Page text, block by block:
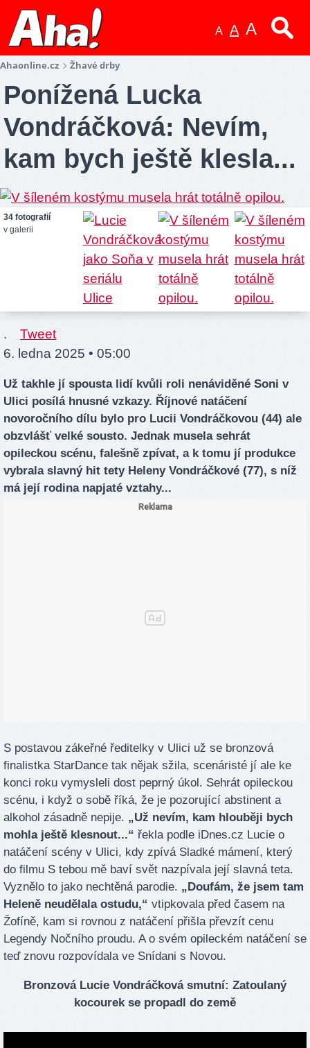
A A A
Ahaonline.cz Žhavé drby
Ponížená Lucka
Vondráčková: Nevím,
kam bych ještě klesla...
34 fotografií
v galerii
.
Tweet
6. ledna 2025 • 05:00
Už takhle jí spousta lidí kvůli roli nenáviděné Soni v
Ulici posílá hnusné vzkazy. Říjnové natáčení
novoročního dílu bylo pro Lucii Vondráčkovou (44) ale
obzvlášť velké sousto. Jednak musela sehrát
opileckou scénu, falešně zpívat, a k tomu jí produkce
vybrala slavný hit tety Heleny Vondráčkové (77), s níž
má její rodina napjaté vztahy...
S postavou zákeřné ředitelky v Ulici už se bronzová
finalistka StarDance tak nějak sžila, scenáristé jí ale ke
konci roku vymysleli dost peprný úkol. Sehrát opileckou
scénu, i když o sobě říká, že je pozorující abstinent a
alkohol zásadně nepije. „Už nevím, kam hlouběji bych
mohla ještě klesnout...“ řekla podle iDnes.cz Lucie o
natáčení scény v Ulici, kdy zpívá Sladké mámení, který
do filmu S tebou mě baví svět nazpívala její slavná teta.
Vyznělo to jako nechtěná parodie. „Doufám, že jsem tam
Heleně neudělala ostudu,“ vtipkovala před časem na
Žofíně, kam si rovnou z natáčení přišla převzít cenu
Legendy Nočního proudu. A o svém opileckém natáčení se
teď znovu rozpovídala ve Snídani s Novou.
Bronzová Lucie Vondráčková smutní: Zatoulaný
kocourek se propadl do země